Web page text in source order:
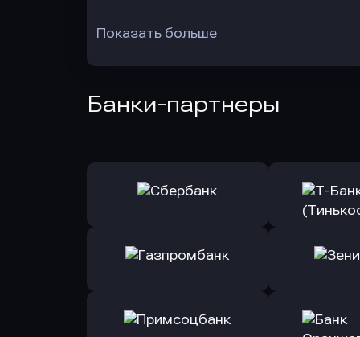
Показать больше
Банки-партнеры
Оправить заявку
Оправить заявку
в